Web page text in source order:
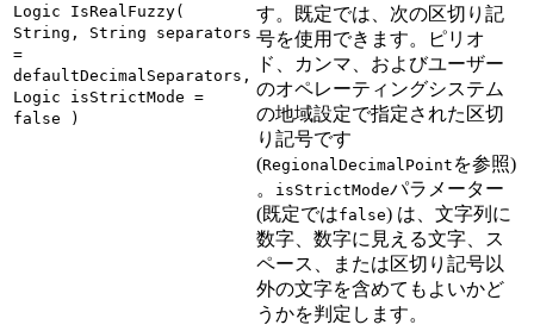
Logic IsRealFuzzy(
String, String separators
=
defaultDecimalSeparators,
Logic isStrictMode =
false )
す。既定では、次の区切り記
号を使用できます。ピリオ
ド、カンマ、およびユーザー
のオペレーティングシステム
の地域設定で指定された区切
り記号です
(RegionalDecimalPoint を参照)
。
isStrictModeパラメーター
(既定ではfalse) は、文字列に
数字、数字に見える文字、ス
ペース、または区切り記号以
外の文字を含めてもよいかど
うかを判定します。